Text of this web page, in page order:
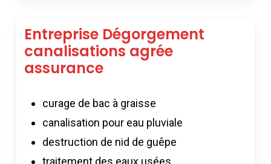
Entreprise Dégorgement
canalisations agrée
assurance
curage de bac à graisse
canalisation pour eau pluviale
destruction de nid de guêpe
traitement des eaux usées